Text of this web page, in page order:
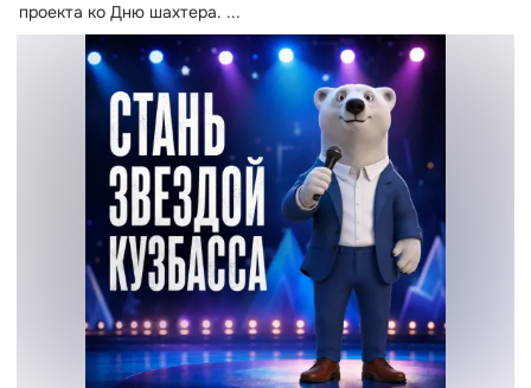
проекта ко Дню шахтера. ...